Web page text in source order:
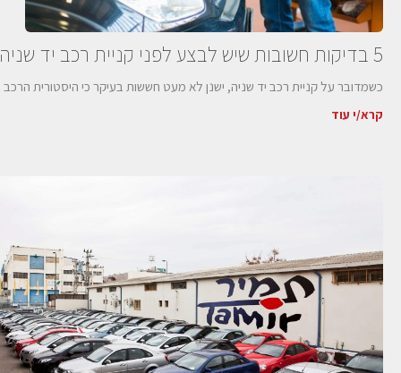
5 בדיקות חשובות שיש לבצע לפני קניית רכב יד שניה
כשמדובר על קניית רכב יד שניה, ישנן לא מעט חששות בעיקר כי היסטורית הרכב
קרא/י עוד